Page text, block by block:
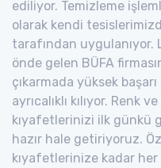
ediliyor. Temizleme
olarak kendi
tarafından uygulanıyor.
önde gelen BÜFA
çıkarmada yüksek
ayrıcalıklı kılıyor. Renk
kıyafetlerinizi ilk günkü
hazır hale getiriyoruz.
kıyafetlerinize kadar